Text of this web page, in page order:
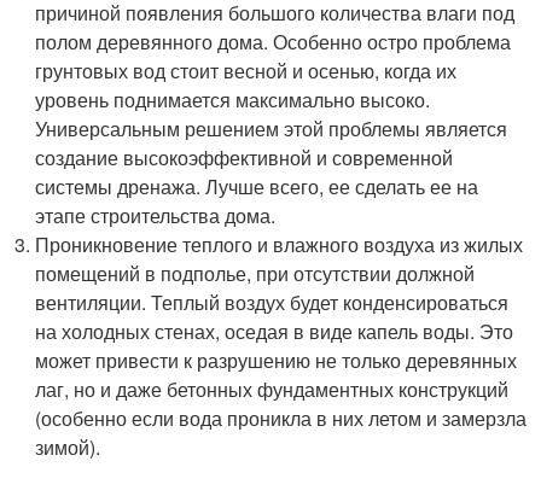
причиной появления большого количества влаги под
полом деревянного дома. Особенно остро проблема
грунтовых вод стоит весной и осенью, когда их
уровень поднимается максимально высоко.
Универсальным решением этой проблемы является
создание высокоэффективной и современной
системы дренажа. Лучше всего, ее сделать ее на
этапе строительства дома.
Проникновение теплого и влажного воздуха из жилых
помещений в подполье, при отсутствии должной
вентиляции. Теплый воздух будет конденсироваться
на холодных стенах, оседая в виде капель воды. Это
может привести к разрушению не только деревянных
лаг, но и даже бетонных фундаментных конструкций
(особенно если вода проникла в них летом и замерзла
зимой).